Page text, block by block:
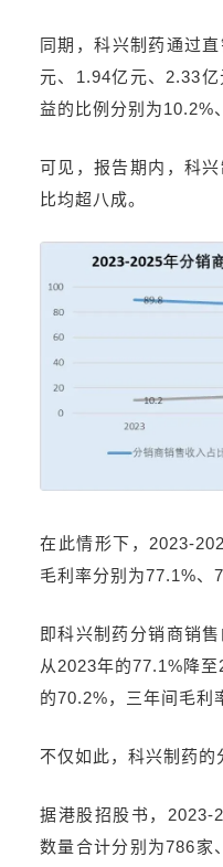
同期，科兴制药通过
元、1.94亿元、2.33
益的比例分别为10.2%
可见，报告期内，科
比均超八成。
在此情形下，2023-
毛利率分别为77.1%、
即科兴制药分销商销
从2023年的77.1%降
的70.2%，三年间毛利
不仅如此，科兴制药的
据港股招股书，2023-
数量合计分别为786家